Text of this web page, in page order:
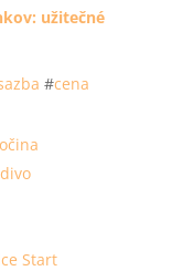
užitečné
#cena
Start